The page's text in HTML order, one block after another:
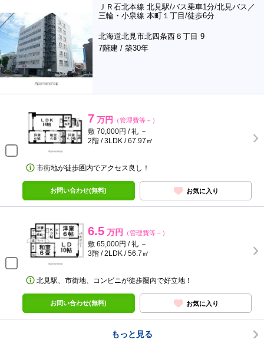
ＪＲ石北本線 北見駅/バス乗車1分/北見バス／
三輪・小泉線 本町１丁目/徒歩6分
北海道北見市北四条西６丁目 9
7階建 / 築30年
7 万円 （管理費等－）
敷 70,000円 / 礼 －
2階 / 3LDK / 67.97㎡
市街地が徒歩圏内でアクセス良し！
お問い合わせ(無料) お気に入り
6.5 万円 （管理費等－）
敷 65,000円 / 礼 －
3階 / 2LDK / 56.7㎡
北見駅、市街地、コンビニが徒歩圏内で好立地！
お問い合わせ(無料) お気に入り
もっと見る